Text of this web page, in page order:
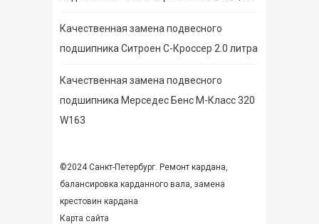
Качественная замена подвесного
подшипника Ситроен С-Кроссер 2.0 литра
Качественная замена подвесного
подшипника Мерседес Бенс М-Класс 320
W163
©2024 Санкт-Петербург. Ремонт кардана,
балансировка карданного вала, замена
крестовин кардана
Карта сайта